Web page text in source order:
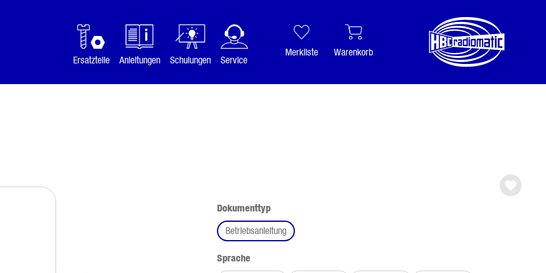
Ersatzteile
Anleitungen Schulungen Service
Merkliste Warenkorb
Dokumenttypauswählen
Betriebsanleitung
Spracheauswählen